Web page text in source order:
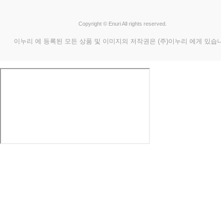
Copyright © Enuri All rights reserved.
이누리 에 등록된 모든 상품 및 이미지의 저작권은 (주)이누리 에게 있습